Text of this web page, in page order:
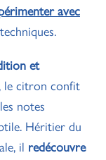
avec
et
le citron confit
notes
Héritier du
il redécouvre